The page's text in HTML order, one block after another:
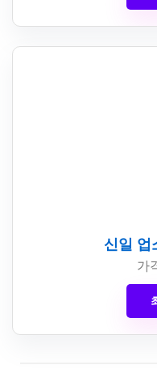
신일 업
가